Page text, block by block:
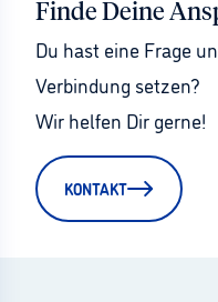
Finde Deine
Du hast eine Frage
Verbindung setzen?
Wir helfen Dir gerne!
KONTAKT